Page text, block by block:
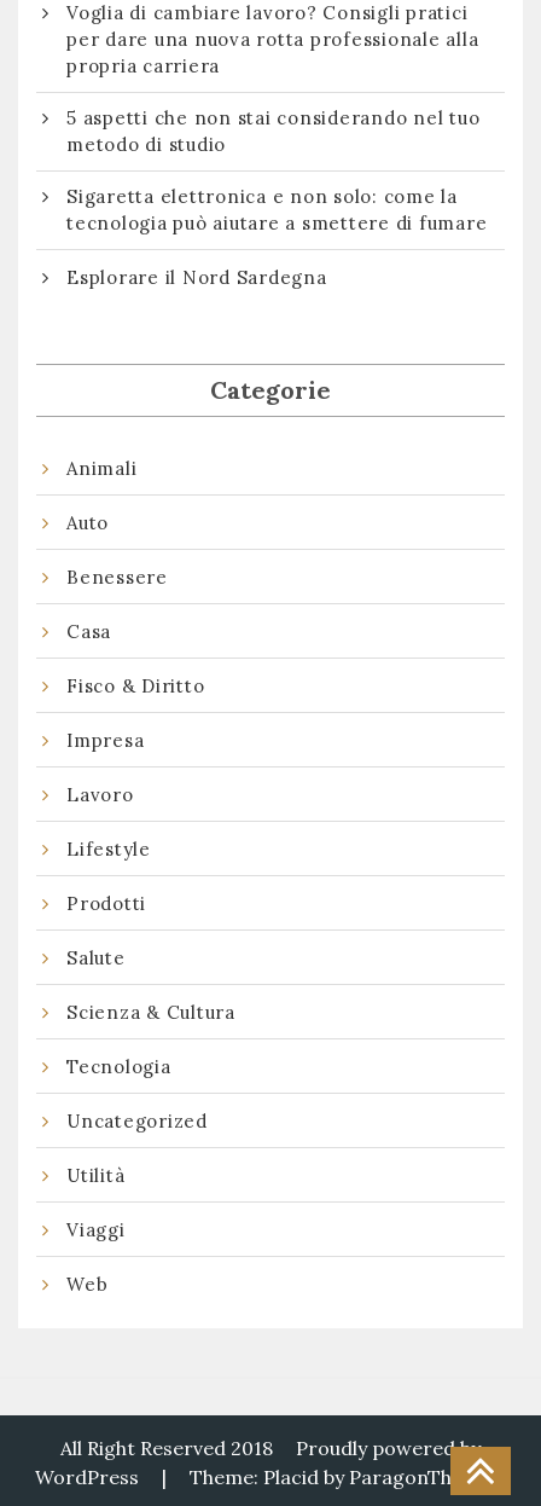
Voglia di cambiare lavoro? Consigli pratici
per dare una nuova rotta professionale alla
propria carriera
5 aspetti che non stai considerando nel tuo
metodo di studio
Sigaretta elettronica e non solo: come la
tecnologia può aiutare a smettere di fumare
Esplorare il Nord Sardegna
Categorie
Animali
Auto
Benessere
Casa
Fisco & Diritto
Impresa
Lavoro
Lifestyle
Prodotti
Salute
Scienza & Cultura
Tecnologia
Uncategorized
Utilità
Viaggi
Web
All Right Reserved 2018
Proudly powered by
WordPress
| Theme: Placid by ParagonThemes